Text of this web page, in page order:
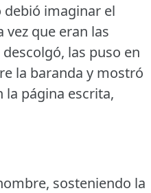
debió imaginar el
que eran las
descolgó, las puso en
la baranda y mostró
la página escrita,
sosteniendo la